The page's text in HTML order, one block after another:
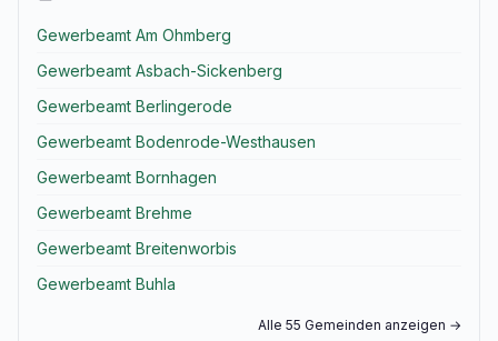
Gewerbeamt Am Ohmberg
Gewerbeamt Asbach-Sickenberg
Gewerbeamt Berlingerode
Gewerbeamt Bodenrode-Westhausen
Gewerbeamt Bornhagen
Gewerbeamt Brehme
Gewerbeamt Breitenworbis
Gewerbeamt Buhla
Alle 55 Gemeinden anzeigen →